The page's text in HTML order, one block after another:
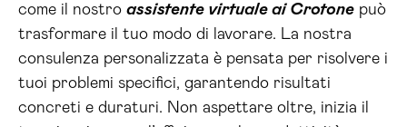
come il nostro assistente virtuale ai Crotone può
trasformare il tuo modo di lavorare. La nostra
consulenza personalizzata è pensata per risolvere i
tuoi problemi specifici, garantendo risultati
concreti e duraturi. Non aspettare oltre, inizia il